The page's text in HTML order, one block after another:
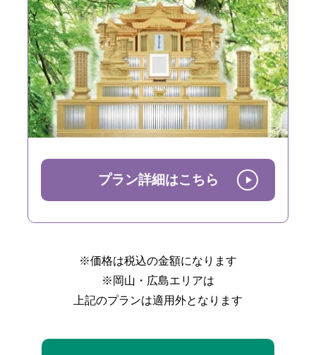
プラン詳細はこちら
※価格は税込の金額になります
※岡山・広島エリアは
上記のプランは適用外となります